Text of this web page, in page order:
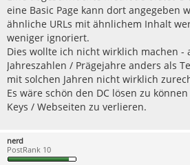
eine Basic Page kann dort angegeben
ähnliche URLs mit ähnlichem Inhalt
weniger ignoriert.
Dies wollte ich nicht wirklich machen -
Jahreszahlen / Prägejahre anders als
mit solchen Jahren nicht wirklich
Es wäre schön den DC lösen zu
Keys / Webseiten zu verlieren.
nerd
PostRank 10